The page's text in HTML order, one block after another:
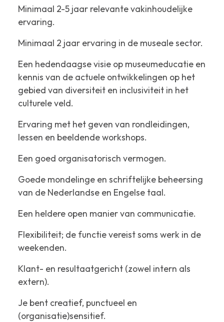
Minimaal 2-5 jaar relevante vakinhoudelijke
ervaring.
Minimaal 2 jaar ervaring in de museale sector.
Een hedendaagse visie op museumeducatie en
kennis van de actuele ontwikkelingen op het
gebied van diversiteit en inclusiviteit in het
culturele veld.
Ervaring met het geven van rondleidingen,
lessen en beeldende workshops.
Een goed organisatorisch vermogen.
Goede mondelinge en schriftelijke beheersing
van de Nederlandse en Engelse taal.
Een heldere open manier van communicatie.
Flexibiliteit; de functie vereist soms werk in de
weekenden.
Klant- en resultaatgericht (zowel intern als
extern).
Je bent creatief, punctueel en
(organisatie)sensitief.